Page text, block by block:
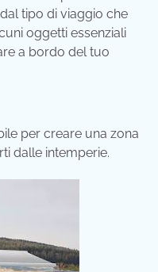
tipo di viaggio che
oggetti essenziali
a bordo del tuo
per creare una zona
dalle intemperie.